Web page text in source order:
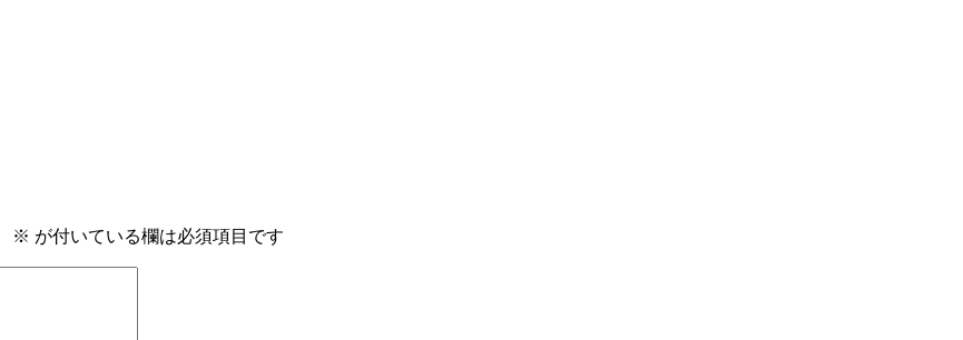
※ が付いている欄は必須項目です